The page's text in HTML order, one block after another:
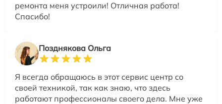
ремонта меня устроили! Отличная работа!
Спасибо!
Позднякова Ольга
Я всегда обращаюсь в этот сервис центр со
своей техникой, так как знаю, что здесь
работают профессионалы своего дела. Мне уже